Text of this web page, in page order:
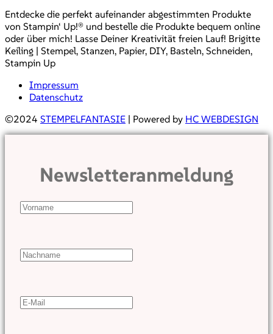
Entdecke die perfekt aufeinander abgestimmten Produkte
von Stampin‘ Up!® und bestelle die Produkte bequem online
oder über mich! Lasse Deiner Kreativität freien Lauf! Brigitte
Keiling | Stempel, Stanzen, Papier, DIY, Basteln, Schneiden,
Stampin Up
Impressum
Datenschutz
©2024 STEMPELFANTASIE | Powered by HC WEBDESIGN
Newsletteranmeldung